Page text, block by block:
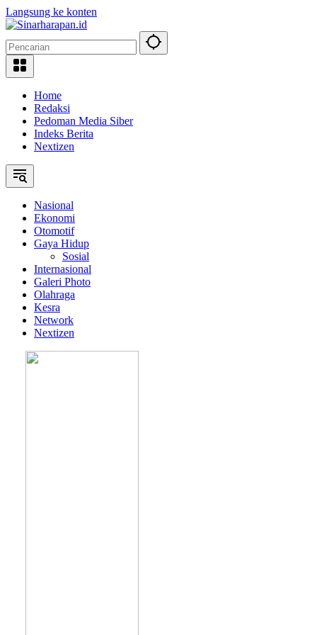
Langsung ke konten
Home
Redaksi
Pedoman Media Siber
Indeks Berita
Nextizen
Nasional
Ekonomi
Otomotif
Gaya Hidup
Sosial
Internasional
Galeri Photo
Olahraga
Kesra
Network
Nextizen